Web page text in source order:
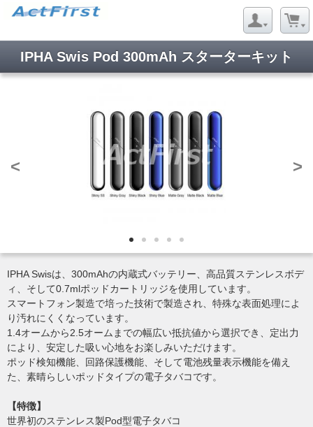
IPHA Swis Pod 300mAh スターターキット
< >
IPHA Swisは、300mAhの内蔵式バッテリー、高品質ステンレスボデ
ィ、そして0.7mlポッドカートリッジを使用しています。
スマートフォン製造で培った技術で製造され、特殊な表面処理によ
り汚れにくくなっています。
1.4オームから2.5オームまでの幅広い抵抗値から選択でき、定出力
により、安定した吸い心地をお楽しみいただけます。
ポッド検知機能、回路保護機能、そして電池残量表示機能を備え
た、素晴らしいポッドタイプの電子タバコです。
【特徴】
世界初のステンレス製Pod型電子タバコ